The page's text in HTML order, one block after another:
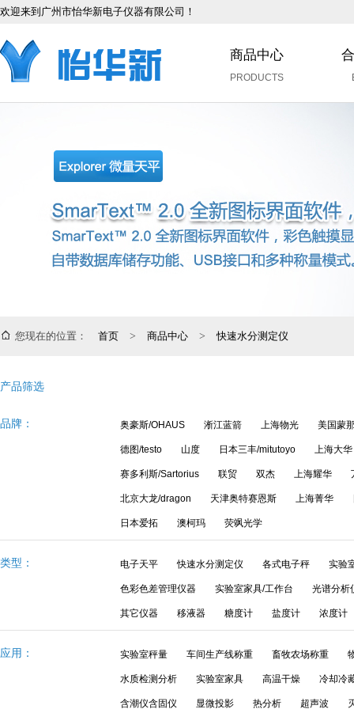
欢迎来到广州市怡华新电子仪器有限公司！
商品中心
PRODUCTS
您现在的位置： 首页 > 商品中心 > 快速水分测定仪
产品筛选
品牌： 奥豪斯/OHAUS 淅江蓝箭 上海物光 美国蒙
德图/testo 山度 日本三丰/mitutoyo 上海大华
赛多利斯/Sartorius 联贸 双杰 上海耀华
北京大龙/dragon 天津奥特赛恩斯 上海菁华
日本爱拓 澳柯玛 荧飒光学
类型： 电子天平 快速水分测定仪 各式电子秤 实验
色彩色差管理仪器 实验室家具/工作台 光谱分析
其它仪器 移液器 糖度计 盐度计 浓度计
应用： 实验室秤量 车间生产线称重 畜牧农场称重
水质检测分析 实验室家具 高温干燥 冷却冷
含潮仪含固仪 显微投影 热分析 超声波